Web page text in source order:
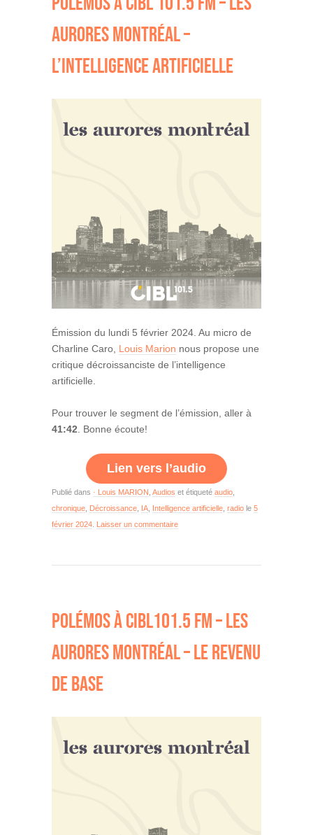
AURORES MONTRÉAL –
L’INTELLIGENCE ARTIFICIELLE
Émission du lundi 5 février 2024. Au micro de
Charline Caro, Louis Marion nous propose une
critique décroissanciste de l’intelligence
artificielle.
Pour trouver le segment de l’émission, aller à
41:42 . Bonne écoute!
Lien vers l’audio
Publié dans · Louis MARION Audios et étiqueté audio
chronique Décroissance IA Intelligence artificielle radio le 5
février 2024 Laisser un commentaire
POLÉMOS À CIBL101.5 FM – LES
AURORES MONTRÉAL – LE REVENU
DE BASE